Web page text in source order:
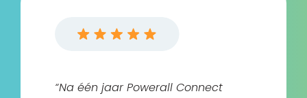
“Na één jaar Powerall Connect